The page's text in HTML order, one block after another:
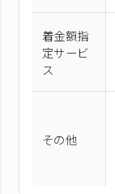
着金額指
定サービ
ス
その他